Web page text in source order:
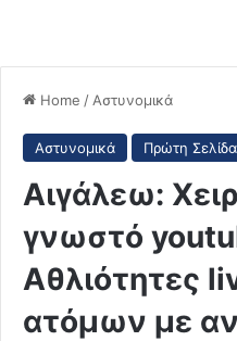
Home / Αστυνομικά
Αστυνομικά Πρώτη Σελίδα
Αιγάλεω:
γνωστό
Αθλιότητες
ατόμων με